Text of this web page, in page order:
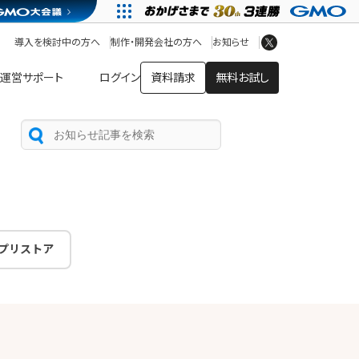
運営サポート ログイン 資料請求 無料お試し
導入を検討中の方へ 制作・開発会社の方へ お知らせ
アプリストア
ヘルプを見る
ヘルプセンター
リストア